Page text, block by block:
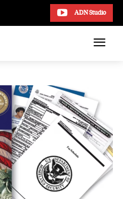
ADN Studio